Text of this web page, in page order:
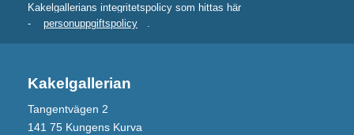
Kakelgallerians integritetspolicy som hittas här
-
personuppgiftspolicy .
Kakelgallerian
Tangentvägen 2
141 75 Kungens Kurva